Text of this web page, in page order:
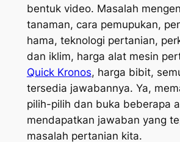
bentuk video. Masalah
tanaman, cara pemupukan,
hama, teknologi pertanian,
dan iklim, harga alat mesin
Quick Kronos, harga bibit,
tersedia jawabannya. Ya,
pilih-pilih dan buka beberapa
mendapatkan jawaban yang
masalah pertanian kita.